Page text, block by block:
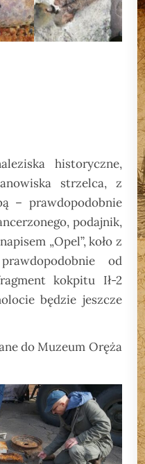
historyczne,
strzelca, z
– prawdopodobnie
podajnik,
„Opel”, koło z
od
kokpitu Ił-2
będzie jeszcze
do Muzeum Oręża